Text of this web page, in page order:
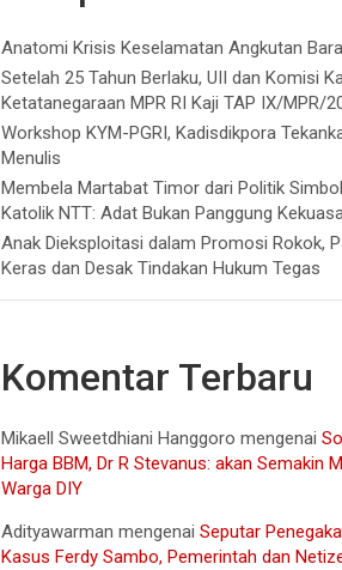
Anatomi Krisis Keselamatan Angkutan
Setelah 25 Tahun Berlaku, UII dan Komisi
Ketatanegaraan MPR RI Kaji TAP IX/MPR/
Workshop KYM-PGRI, Kadisdikpora
Menulis
Membela Martabat Timor dari Politik
Katolik NTT: Adat Bukan Panggung
Anak Dieksploitasi dalam Promosi Rokok,
Keras dan Desak Tindakan Hukum Tegas
Komentar Terbaru
Mikaell Sweetdhiani Hanggoro mengenai
Harga BBM, Dr R Stevanus: akan Semakin
Warga DIY
Adityawarman mengenaiSeputar
Kasus Ferdy Sambo, Pemerintah dan